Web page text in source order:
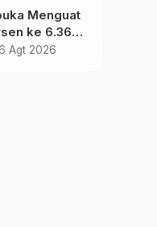
Menguat
ke 6.369,
dan
Agt 2026